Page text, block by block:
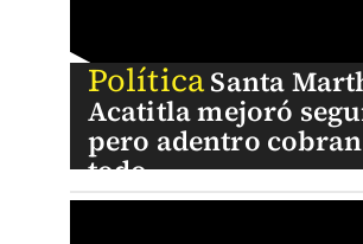
PolíticaSanta
Acatitla mejoró
pero adentro
todo